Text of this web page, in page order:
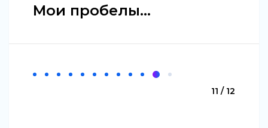
Мои пробелы...
11 / 12